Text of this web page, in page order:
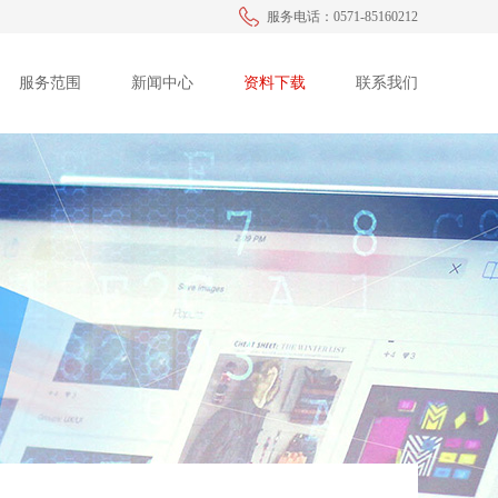
服务电话：0571-85160212
服务范围 新闻中心 资料下载 联系我们